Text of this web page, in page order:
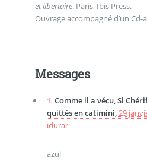
et libertaire. Paris, Ibis Press.
Ouvrage accompagné d’un Cd-
Messages
1.Comme il a vécu, Si
quittés en catimini,29
idurar
azul